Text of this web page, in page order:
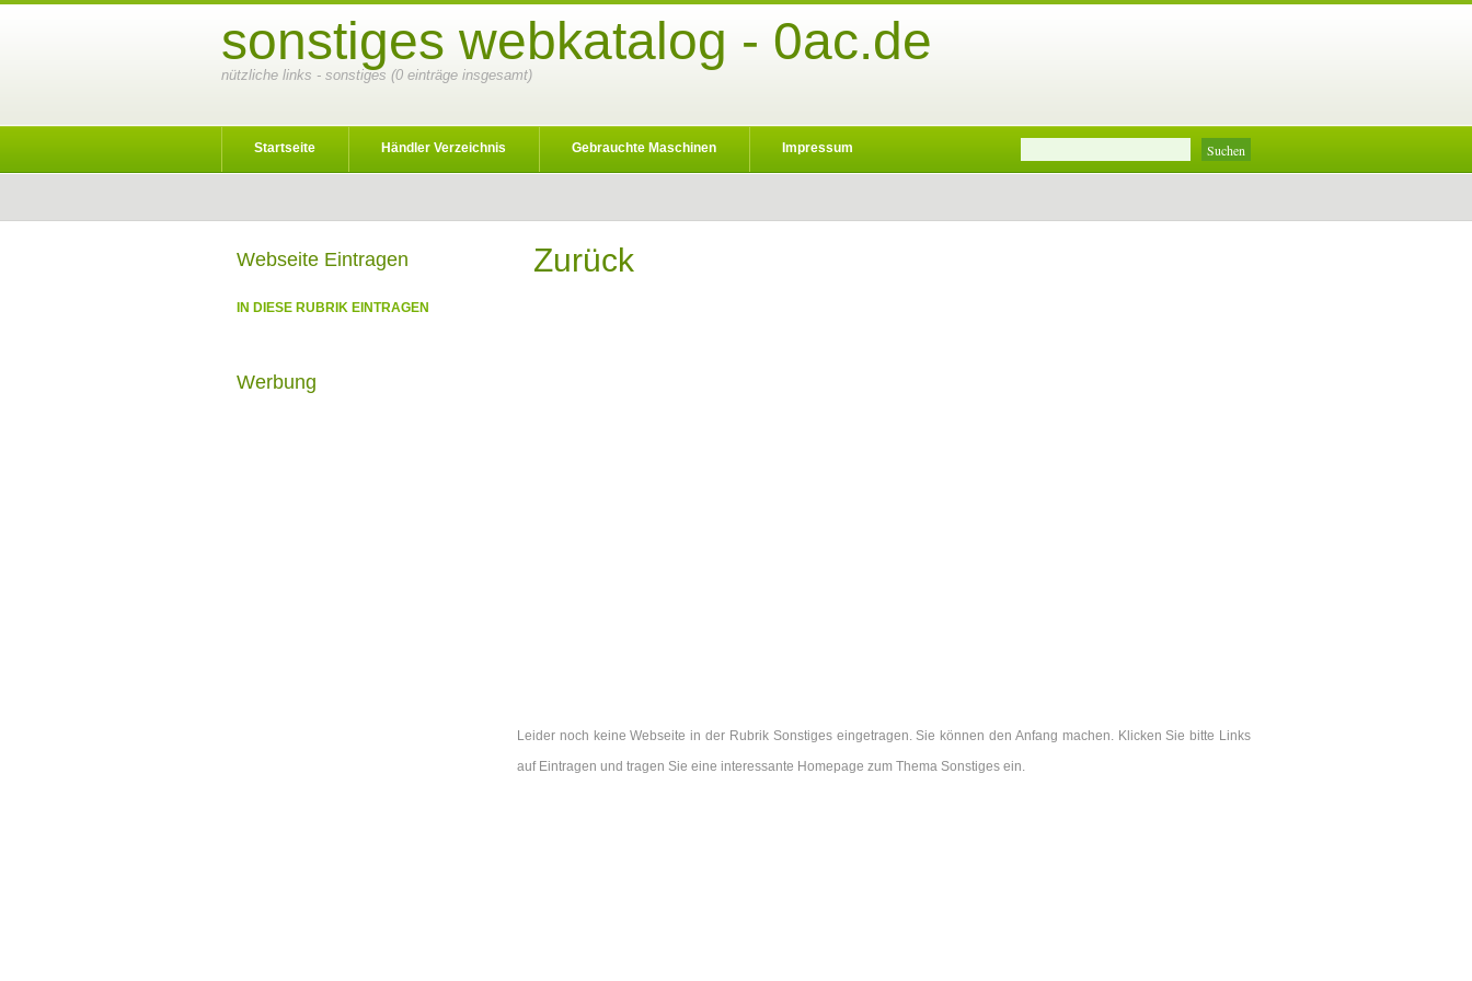
sonstiges webkatalog - 0ac.de
nützliche links - sonstiges (0 einträge insgesamt)
Startseite Händler Verzeichnis Gebrauchte Maschinen Impressum
Zurück
Leider noch keine Webseite in der Rubrik Sonstiges eingetragen. Sie können den Anfang machen. Klicken Sie bitte Links
auf Eintragen und tragen Sie eine interessante Homepage zum Thema Sonstiges ein.
Webseite Eintragen
IN DIESE RUBRIK EINTRAGEN
Werbung